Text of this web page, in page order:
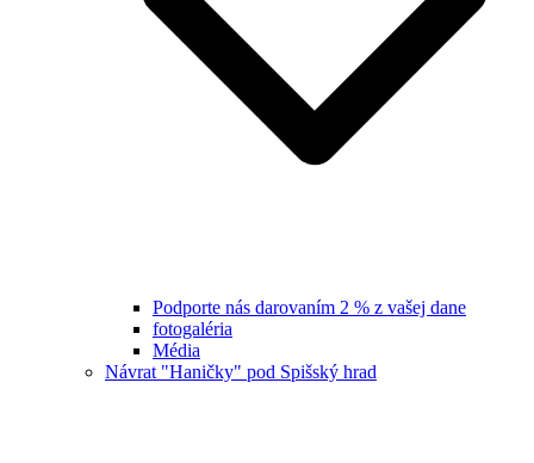
Podporte nás darovaním 2 % z vašej dane
fotogaléria
Média
Návrat "Haničky" pod Spišský hrad